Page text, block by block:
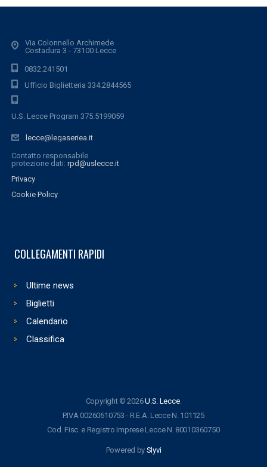
Via Colonnello Archimede
Costadura 3 - 73100 Lecce
0832.241501
Ufficio Biglietteria 334.2844565
U.S. Lecce Program 375.5199059
lecce@legaseriea.it
Contatto responsabile
protezione dati: rpd@uslecce.it
Privacy
Cookie Policy
COLLEGAMENTI RAPIDI
Ultime news
Biglietti
Calendario
Classifica
Copyright © 2026U.S. Lecce.
P.IVA 00260610753 - R.E.A. Lecce N. 101125
Cod. Fisc. e Registro Imprese Lecce N. 80010360750
Powered by Slyvi